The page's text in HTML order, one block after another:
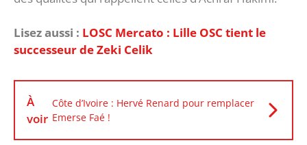
Lisez aussi : LOSC Mercato : Lille OSC tient le
successeur de Zeki Celik
À
voir
Côte d’Ivoire : Hervé Renard pour remplacer
Emerse Faé !